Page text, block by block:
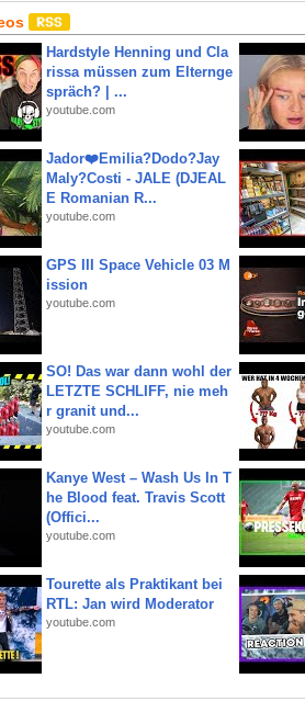
Hardstyle Henning und Cla
rissa müssen zum Elternge
spräch? | ...
youtube.com
Jador❤️Emilia?Dodo?Jay
Maly?Costi - JALE (DJEAL
E Romanian R...
youtube.com
GPS III Space Vehicle 03 M
ission
youtube.com
SO! Das war dann wohl der
LETZTE SCHLIFF, nie meh
r granit und...
youtube.com
Kanye West – Wash Us In T
he Blood feat. Travis Scott
(Offici...
youtube.com
Tourette als Praktikant bei
RTL: Jan wird Moderator
youtube.com